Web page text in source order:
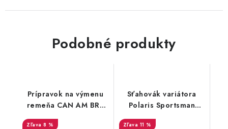
Reklamačný poriadok - formulár
Kontakt
Podobné produkty
Prípravok na výmenu
remeňa CAN AM BRP
Traxter Maverick
8 %
Sťahovák variátora
Polaris Sportsman
Ranger RZR 2870506
11 %